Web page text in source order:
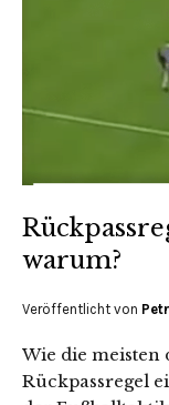
warum?
Veröffentlicht von
Wie die meisten
Rückpassregel